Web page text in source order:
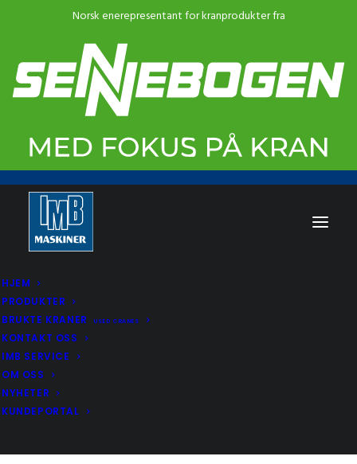
HJEM
PRODUKTER
BRUKTE KRANER
USED CRANES
KONTAKT OSS
IMB SERVICE
OM OSS
NYHETER
KUNDEPORTAL